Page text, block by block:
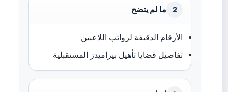
2 ما لم يتضح
الأرقام الدقيقة لرواتب اللاعبين
تفاصيل قضايا تأهيل بيراميدز المستقبلية